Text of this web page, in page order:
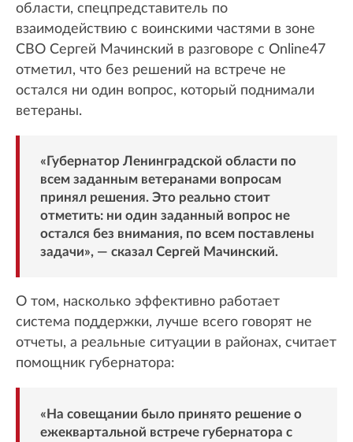
области, спецпредставитель по
взаимодействию с воинскими частями в зоне
СВО Сергей Мачинский в разговоре с Online47
отметил, что без решений на встрече не
остался ни один вопрос, который поднимали
ветераны.
«Губернатор Ленинградской области по
всем заданным ветеранами вопросам
принял решения. Это реально стоит
отметить: ни один заданный вопрос не
остался без внимания, по всем поставлены
задачи», — сказал Сергей Мачинский.
О том, насколько эффективно работает
система поддержки, лучше всего говорят не
отчеты, а реальные ситуации в районах, считает
помощник губернатора:
«На совещании было принято решение о
ежеквартальной встрече губернатора с